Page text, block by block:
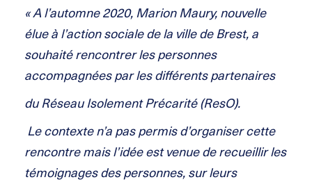
« A l’automne 2020, Marion Maury, nouvelle
élue à l’action sociale de la ville de Brest, a
souhaité rencontrer les personnes
accompagnées par les différents partenaires
du Réseau Isolement Précarité (ResO).
Le contexte n’a pas permis d’organiser cette
rencontre mais l’idée est venue de recueillir les
témoignages des personnes, sur leurs